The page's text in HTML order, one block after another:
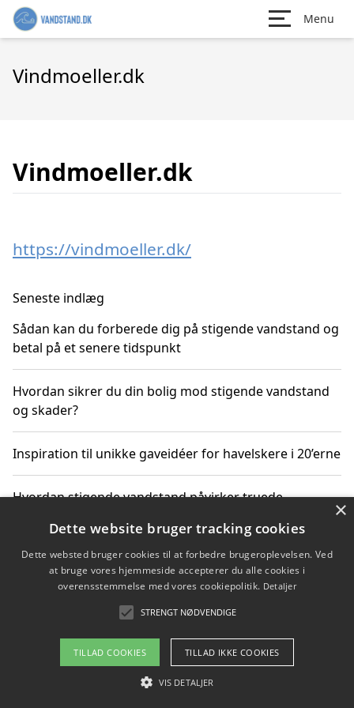
Menu
Vindmoeller.dk
Vindmoeller.dk
https://vindmoeller.dk/
Seneste indlæg
Sådan kan du forberede dig på stigende vandstand og
betal på et senere tidspunkt
Hvordan sikrer du din bolig mod stigende vandstand
og skader?
Inspiration til unikke gaveidéer for havelskere i 20’erne
Hvordan stigende vandstand påvirker truede
Sådan vælger du de bedste vandrerygsække til
vandreture i Danmark
Copyright 2026 - Pilanto Aps
Om / kontakt
×
Dette website bruger tracking cookies
Dette websted bruger cookies til at forbedre brugeroplevelsen. Ved
at bruge vores hjemmeside accepterer du alle cookies i
overensstemmelse med vores cookiepolitik. Detaljer
STRENGT NØDVENDIGE
TILLAD COOKIES TILLAD IKKE COOKIES
VIS DETALJER